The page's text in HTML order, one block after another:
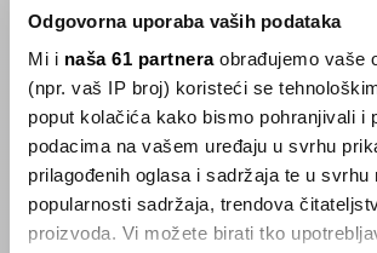
Odgovorna uporaba vaših podataka
Mi i naša 61 partneraobrađujemo vaše
(npr. vaš IP broj) koristeći se
poput kolačića kako bismo pohranjivali i
podacima na vašem uređaju u svrhu
prilagođenih oglasa i sadržaja te u svrhu
popularnosti sadržaja, trendova
proizvoda. Vi možete birati tko
Businessweek Adria
Korisnici GLP-1 lijekova
ekonomija se deblja
Visok trošak selidbe